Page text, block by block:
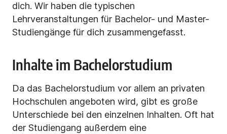
dich. Wir haben die typischen
Lehrveranstaltungen für Bachelor- und Master-
Studiengänge für dich zusammengefasst.
Inhalte im Bachelorstudium
Da das Bachelorstudium vor allem an privaten
Hochschulen angeboten wird, gibt es große
Unterschiede bei den einzelnen Inhalten. Oft hat
der Studiengang außerdem eine